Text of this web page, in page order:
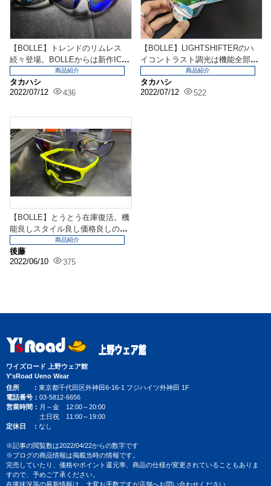
【BOLLE】トレンドのリムレス
続々登場。BOLLEからは新作ICA
タカハシ
2022/07/12
436
商品紹介
【BOLLE】LIGHTSHIFTERのハ
イコントラスト調光は機能全部盛
タカハシ
2022/07/12
522
商品紹介
【BOLLE】とうとう在庫復活。機
能良しスタイル良し価格良しの優
秀シリーズがカム...
後藤
2022/06/10
375
商品紹介
ワイズロード 上野ウェア館
Y'sRoad Ueno Wear
住所
東京都千代田区外神田6-16-1 フジハイツ外神田 1F
電話番号
03-5812-6656
営業時間
月～金 12:00～20:00
土日祝 11:00～19:00
定休日
なし
※記事の閲覧数は2022/04/22からの数字です
※ブログの商品情報は掲載当時の情報です。
完売していたり、価格やポイント還元率、商品の仕様が変更されていることもありま
すので、予めご了承ください。
在庫状況等の最新情報は、大変お手数ですが店舗へお問い合わせください。